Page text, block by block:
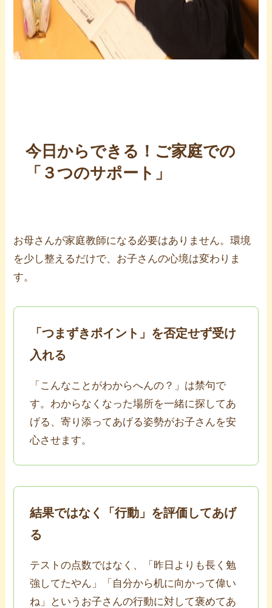
今日からできる！ご家庭での
「３つのサポート」
お母さんが家庭教師になる必要はありません。環境
を少し整えるだけで、お子さんの心境は変わりま
す。
「つまずきポイント」を否定せず受け
入れる
「こんなことがわからへんの？」は禁句で
す。わからなくなった場所を一緒に探してあ
げる、寄り添ってあげる姿勢がお子さんを安
心させます。
結果ではなく「行動」を評価してあげ
る
テストの点数ではなく、「昨日よりも長く勉
強してたやん」「自分から机に向かって偉い
ね」というお子さんの行動に対して褒めてあ